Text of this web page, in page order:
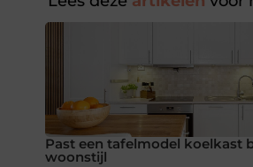
Past een tafelmodel koelkast
woonstijl